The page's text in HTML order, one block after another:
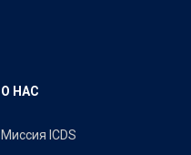
О НАС
Миссия ICDS